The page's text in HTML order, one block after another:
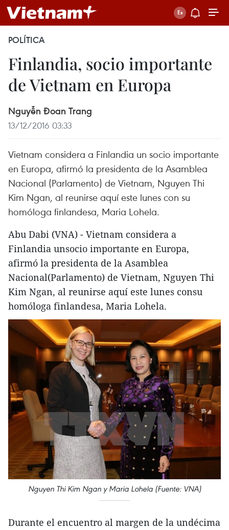
POLÍTICA
Finlandia, socio importante
de Vietnam en Europa
Nguyễn Đoan Trang
13/12/2016 03:33
Vietnam considera a Finlandia un socio importante
en Europa, afirmó la presidenta de la Asamblea
Nacional (Parlamento) de Vietnam, Nguyen Thi
Kim Ngan, al reunirse aquí este lunes con su
homóloga finlandesa, Maria Lohela.
Abu Dabi (VNA) - Vietnam considera a
Finlandia unsocio importante en Europa,
afirmó la presidenta de la Asamblea
Nacional(Parlamento) de Vietnam, Nguyen Thi
Kim Ngan, al reunirse aquí este lunes consu
homóloga finlandesa, Maria Lohela.
Nguyen Thi Kim Ngan y Maria Lohela (Fuente: VNA)
Durante el encuentro al margen de la undécima